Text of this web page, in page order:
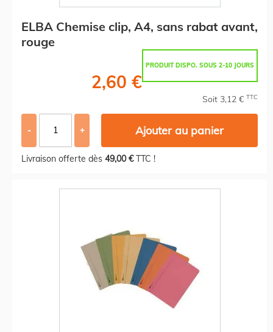
ELBA Chemise clip, A4, sans rabat avant,
rouge
PRODUIT DISPO. SOUS 2-10 JOURS
2,60 €
Soit 3,12 € TTC
- + Ajouter au panier
Livraison offerte dès 49,00 €TTC !